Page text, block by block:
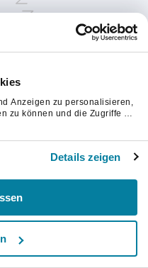
Anzeigen zu personalisieren,
zu können und die Zugriffe auf
Daten zusammen, die Sie
Details zeigen
um fortzufahren.